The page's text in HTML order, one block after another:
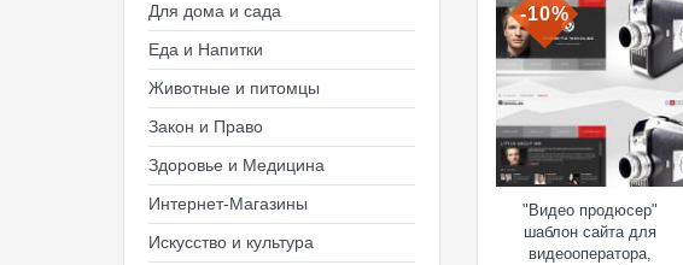
Для дома и сада
Еда и Напитки
Животные и питомцы
Закон и Право
Здоровье и Медицина
Интернет-Магазины
Искусство и культура
-10%
"Видео продюсер"
шаблон сайта для
видеооператора,